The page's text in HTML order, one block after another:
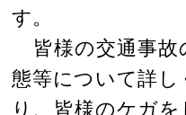
す。
皆様の交通事故
態等について詳し
り、皆様のケガ